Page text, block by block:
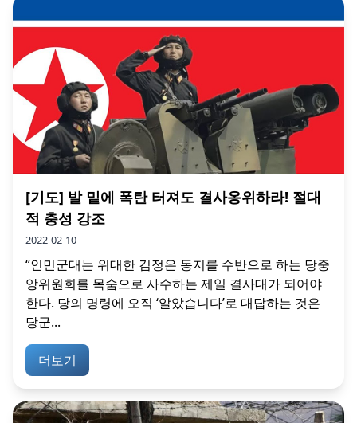
[기도] 발 밑에 폭탄 터져도 결사옹위하라! 절대
적 충성 강조
2022-02-10
“인민군대는 위대한 김정은 동지를 수반으로 하는 당중
앙위원회를 목숨으로 사수하는 제일 결사대가 되어야
한다. 당의 명령에 오직 ‘알았습니다’로 대답하는 것은
당군...
더보기